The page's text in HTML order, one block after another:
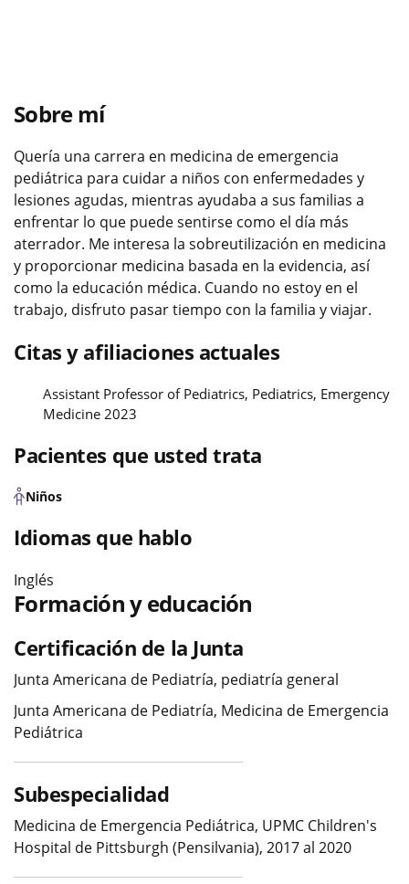
Sobre mí
Quería una carrera en medicina de emergencia
pediátrica para cuidar a niños con enfermedades y
lesiones agudas, mientras ayudaba a sus familias a
enfrentar lo que puede sentirse como el día más
aterrador. Me interesa la sobreutilización en medicina
y proporcionar medicina basada en la evidencia, así
como la educación médica. Cuando no estoy en el
trabajo, disfruto pasar tiempo con la familia y viajar.
Citas y afiliaciones actuales
Assistant Professor of Pediatrics, Pediatrics, Emergency
Medicine 2023
Pacientes que usted trata
Niños
Idiomas que hablo
Inglés
Formación y educación
Certificación de la Junta
Junta Americana de Pediatría, pediatría general
Junta Americana de Pediatría, Medicina de Emergencia
Pediátrica
Subespecialidad
Medicina de Emergencia Pediátrica, UPMC Children's
Hospital de Pittsburgh (Pensilvania), 2017 al 2020